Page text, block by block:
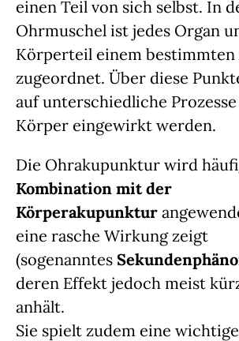
einen Teil von sich selbst. In
Ohrmuschel ist jedes Organ
Körperteil einem bestimmten
zugeordnet. Über diese
auf unterschiedliche
Körper eingewirkt werden.
Die Ohrakupunktur wird
Kombination mit der
Körperakupunktur
eine rasche Wirkung zeigt
(sogenanntes
deren Effekt jedoch meist
anhält.
Sie spielt zudem eine